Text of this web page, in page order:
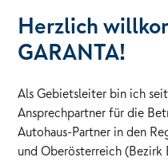
Herzlich
GARANTA!
Als Gebietsleiter bin ich
Ansprechpartner für die
Autohaus-Partner in den
und Oberösterreich (Bezirk